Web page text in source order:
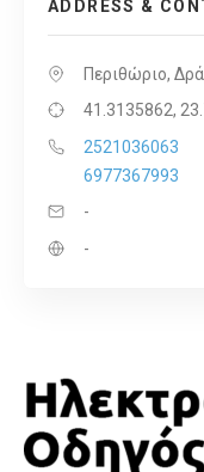
ADDRESS &
Περιθώριο,
41.3135862,
2521036063
6977367993
-
-